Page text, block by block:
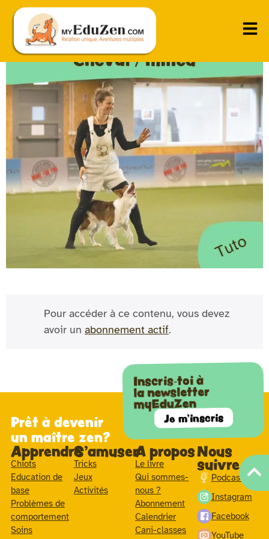
La position entre les jambes
Pour accéder à ce contenu, vous devez
avoir un abonnement actif.
Prêt à devenir
un maître zen?
Inscris-toi à
la newsletter
myEduZen
Je m'inscris
Apprendre
Chiots
Education de
base
Problèmes de
comportement
Soins
S'amuser
Tricks
Jeux
Activités
A propos
Le livre
Qui sommes-
nous ?
Abonnement
Calendrier
Cani-classes
Nous
suivre
Podcast
Instagram
Facebook
YouTube